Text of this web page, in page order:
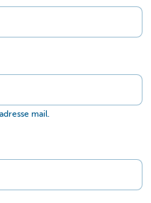
mail.